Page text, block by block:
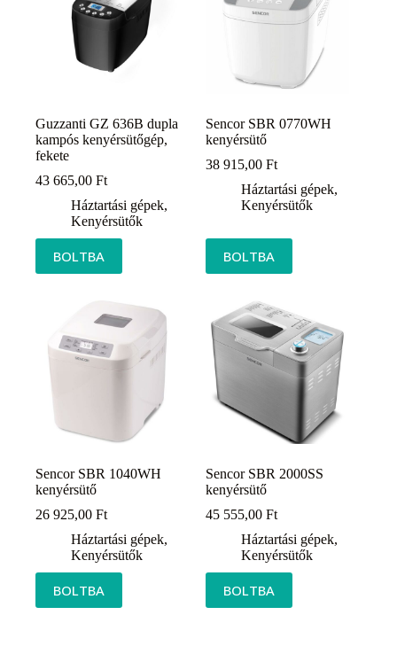
Guzzanti GZ 636B dupla
kampós kenyérsütőgép,
fekete
43 665,00 Ft
Háztartási gépek,
Kenyérsütők
BOLTBA
Sencor SBR 0770WH
kenyérsütő
38 915,00Ft
Háztartási gépek,
Kenyérsütők
BOLTBA
Sencor SBR 1040WH
kenyérsütő
26 925,00 Ft
Háztartási gépek,
Kenyérsütők
BOLTBA
Sencor SBR 2000SS
kenyérsütő
45 555,00Ft
Háztartási gépek,
Kenyérsütők
BOLTBA